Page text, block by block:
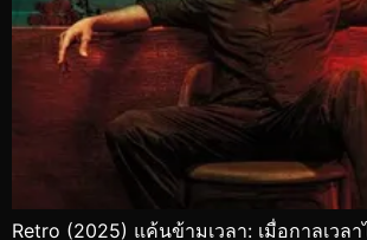
Retro (2025) แค้นข้ามเวลา: เมื่อกาลเวล